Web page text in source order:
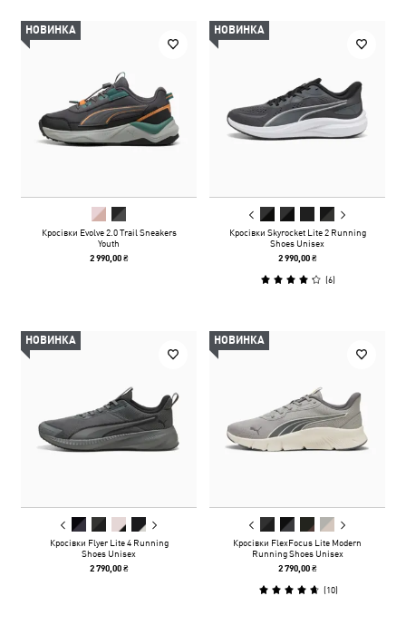
НОВИНКА
Кросівки Evolve 2.0 Trail Sneakers
Youth
2 990,00 ₴
НОВИНКА
Кросівки Skyrocket Lite 2 Running
Shoes Unisex
2 990,00 ₴
(6)
НОВИНКА
Кросівки Flyer Lite 4 Running
Shoes Unisex
2 790,00 ₴
НОВИНКА
Кросівки FlexFocus Lite Modern
Running Shoes Unisex
2 790,00 ₴
(10)